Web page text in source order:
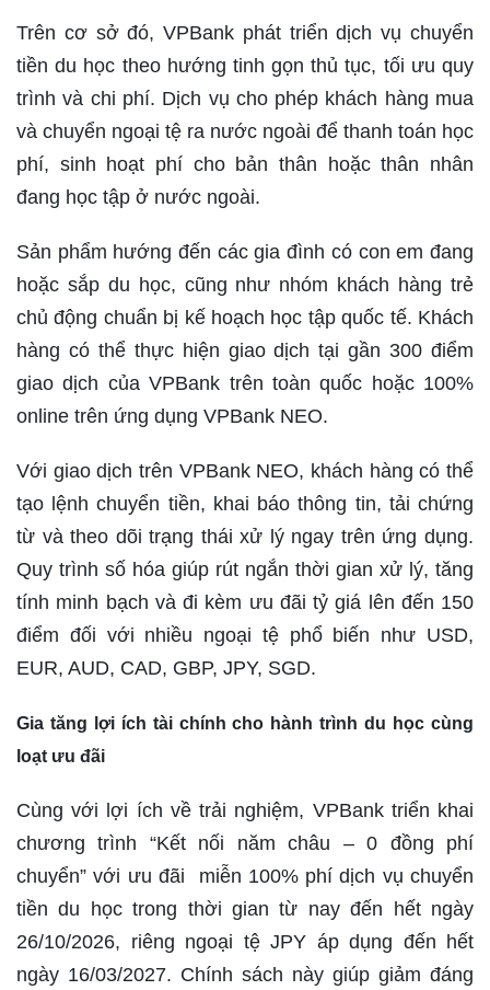
Trên cơ sở đó, VPBank phát triển dịch vụ chuyển
tiền du học theo hướng tinh gọn thủ tục, tối ưu quy
trình và chi phí. Dịch vụ cho phép khách hàng mua
và chuyển ngoại tệ ra nước ngoài để thanh toán học
phí, sinh hoạt phí cho bản thân hoặc thân nhân
đang học tập ở nước ngoài.
Sản phẩm hướng đến các gia đình có con em đang
hoặc sắp du học, cũng như nhóm khách hàng trẻ
chủ động chuẩn bị kế hoạch học tập quốc tế. Khách
hàng có thể thực hiện giao dịch tại gần 300 điểm
giao dịch của VPBank trên toàn quốc hoặc 100%
online trên ứng dụng VPBank NEO.
Với giao dịch trên VPBank NEO, khách hàng có thể
tạo lệnh chuyển tiền, khai báo thông tin, tải chứng
từ và theo dõi trạng thái xử lý ngay trên ứng dụng.
Quy trình số hóa giúp rút ngắn thời gian xử lý, tăng
tính minh bạch và đi kèm ưu đãi tỷ giá lên đến 150
điểm đối với nhiều ngoại tệ phổ biến như USD,
EUR, AUD, CAD, GBP, JPY, SGD.
Gia tăng lợi ích tài chính cho hành trình du học cùng
loạt ưu đãi
Cùng với lợi ích về trải nghiệm, VPBank triển khai
chương trình “Kết nối năm châu – 0 đồng phí
chuyển” với ưu đãi miễn 100% phí dịch vụ chuyển
tiền du học trong thời gian từ nay đến hết ngày
26/10/2026, riêng ngoại tệ JPY áp dụng đến hết
ngày 16/03/2027. Chính sách này giúp giảm đáng